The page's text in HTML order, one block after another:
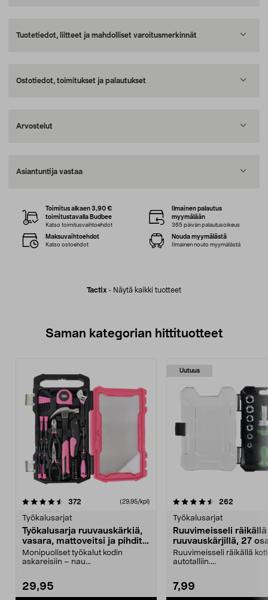
Tuotetiedot, liitteet ja mahdolliset varoitusmerkinnät
Ostotiedot, toimitukset ja palautukset
Arvostelut
Asiantuntija vastaa
Tactix - Näytä kaikki tuotteet
Toimitus alkaen 3,90 €
toimitustavalla Budbee
Katso toimitusvaihtoehdot
Ilmainen palautus
myymälään
365 päivän palautusoikeus
Maksuvaihtoehdot
Katso ostoehdot
Nouda myymälästä
Ilmainen nouto myymälästä
Saman kategorian hittituotteet
372 (29,95/kpl)
Työkalusarjat
Työkalusarja ruuvauskärkiä,
vasara, mattoveitsi ja pihdit,
39 osaa
Monipuoliset työkalut kodin
askareisiin – nau...
29,95
Uutuus
4.5 viidestä
262
Työkalusarjat
Ruuvimeisseli räikällä ja
ruuvauskärjillä, 27
Ruuvimeisseli räikällä
autotalliin....
7,99
4.5 viidestä